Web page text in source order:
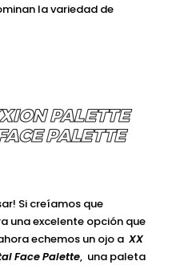
la variedad de
PALETTE
PALETTE
Si creíamos que
una excelente opción que
echemos un ojo a XX
Face Palette, una paleta